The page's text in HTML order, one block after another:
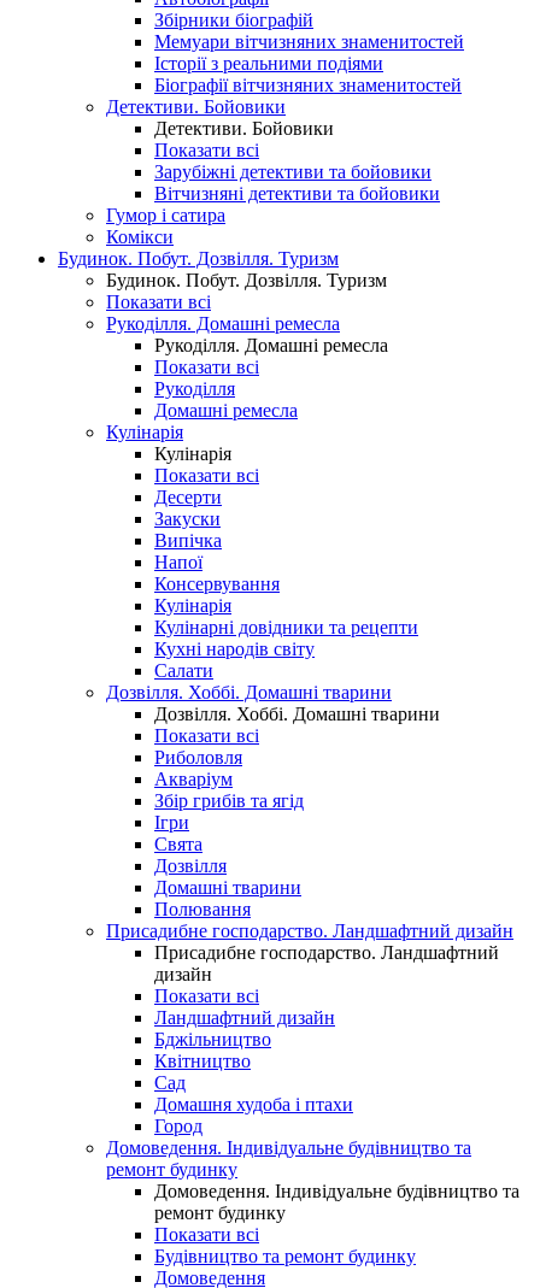
Збірники біографій
Мемуари вітчизняних знаменитостей
Історії з реальними подіями
Біографії вітчизняних знаменитостей
Детективи. Бойовики
Детективи. Бойовики
Показати всі
Зарубіжні детективи та бойовики
Вітчизняні детективи та бойовики
Гумор і сатира
Комікси
Будинок. Побут. Дозвілля. Туризм
Будинок. Побут. Дозвілля. Туризм
Показати всі
Рукоділля. Домашні ремесла
Рукоділля. Домашні ремесла
Показати всі
Рукоділля
Домашні ремесла
Кулінарія
Кулінарія
Показати всі
Десерти
Закуски
Випічка
Напої
Консервування
Кулінарія
Кулінарні довідники та рецепти
Кухні народів світу
Салати
Дозвілля. Хоббі. Домашні тварини
Дозвілля. Хоббі. Домашні тварини
Показати всі
Риболовля
Акваріум
Збір грибів та ягід
Ігри
Свята
Дозвілля
Домашні тварини
Полювання
Присадибне господарство. Ландшафтний дизайн
Присадибне господарство. Ландшафтний
дизайн
Показати всі
Ландшафтний дизайн
Бджільництво
Квітництво
Сад
Домашня худоба і птахи
Город
Домоведення. Індивідуальне будівництво та
ремонт будинку
Домоведення. Індивідуальне будівництво та
ремонт будинку
Показати всі
Будівництво та ремонт будинку
Домоведення